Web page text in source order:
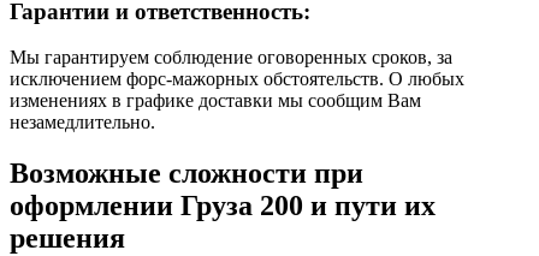
Гарантии и ответственность:
Мы гарантируем соблюдение оговоренных сроков, за
исключением форс-мажорных обстоятельств. О любых
изменениях в графике доставки мы сообщим Вам
незамедлительно.
Возможные сложности при
оформлении Груза 200 и пути их
решения